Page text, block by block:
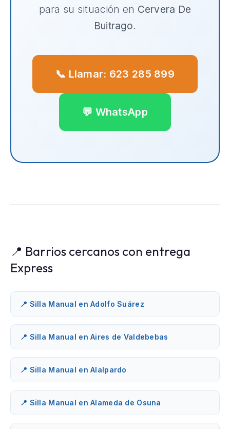
para su situación en Cervera De
Buitrago.
📞 Llamar: 623 285 899
💬 WhatsApp
📍 Barrios cercanos con entrega
Express
📍 Silla Manual en Adolfo Suárez
📍 Silla Manual en Aires de Valdebebas
📍 Silla Manual en Alalpardo
📍 Silla Manual en Alameda de Osuna